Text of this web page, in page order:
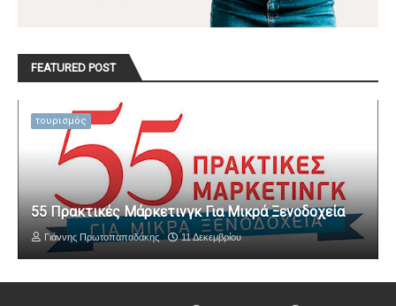
FEATURED POST
τουρισμός
55 Πρακτικές Μάρκετινγκ Για Μικρά Ξενοδοχεία
Γιάννης Πρωτοπαπαδάκης 11 Δεκεμβρίου